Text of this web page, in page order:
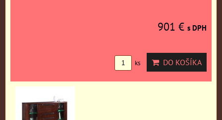
901 € s DPH
ks DO KOŠÍKA